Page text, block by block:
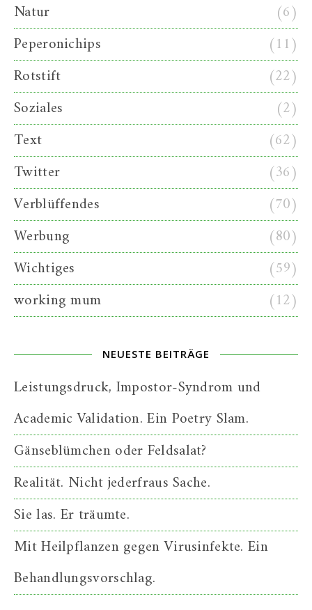
Natur
(6)
Peperonichips
(11)
Rotstift
(22)
Soziales
(2)
Text
(62)
Twitter
(36)
Verblüffendes
(70)
Werbung
(80)
Wichtiges
(59)
working mum
(12)
NEUESTE BEITRÄGE
Leistungsdruck, Impostor-Syndrom und
Academic Validation. Ein Poetry Slam.
Gänseblümchen oder Feldsalat?
Realität. Nicht jederfraus Sache.
Sie las. Er träumte.
Mit Heilpflanzen gegen Virusinfekte. Ein
Behandlungsvorschlag.